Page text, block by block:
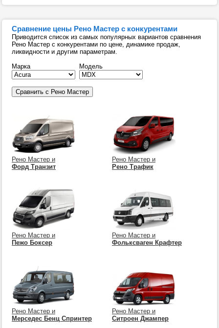
Сравнение цены Рено Мастер с конкурентами
Приводится список из самых популярных вариантов сравнения
Рено Мастер с конкурентами по цене, динамике продаж,
ликвидности и другим параметрам.
Марка
Модель
Рено Мастер и
Форд Транзит
Рено Мастер и
Рено Трафик
Рено Мастер и
Пежо Боксер
Рено Мастер и
Фольксваген Крафтер
Рено Мастер и
Мерседес Бенц Спринтер
Рено Мастер и
Ситроен Джампер